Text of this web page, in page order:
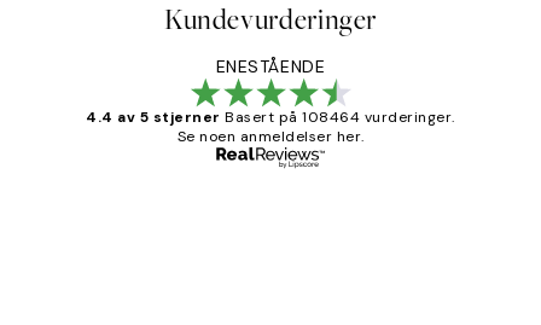
Kundevurderinger
ENESTÅENDE
4.4 av 5 stjerner Basert på 108464 vurderinger.
Se noen anmeldelser her.